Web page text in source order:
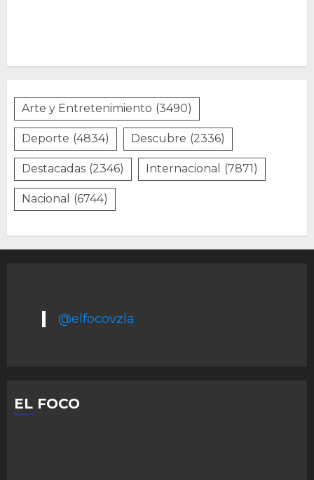
Arte y Entretenimiento (3490)
Deporte (4834) Descubre (2336)
Destacadas (2346) Internacional (7871)
Nacional (6744)
@elfocovzla
EL FOCO